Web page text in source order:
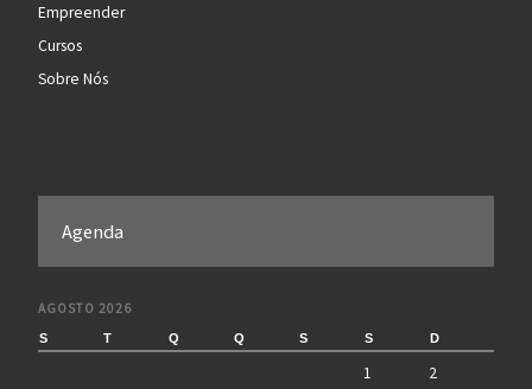
Empreender
Cursos
Sobre Nós
Agenda
AGOSTO 2026
S T Q Q S S D
1 2